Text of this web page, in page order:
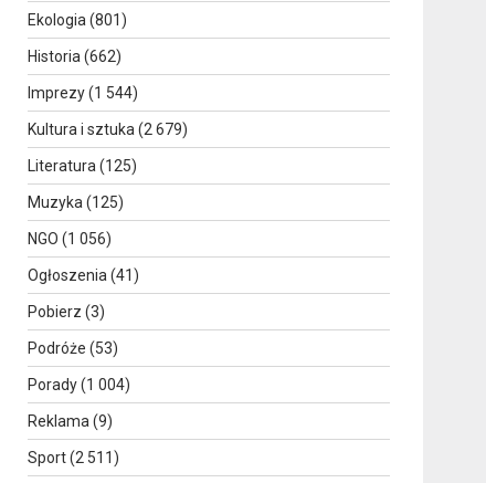
Ekologia (801)
Historia (662)
Imprezy(1 544)
Kultura i sztuka (2 679)
Literatura (125)
Muzyka (125)
NGO (1 056)
Ogłoszenia (41)
Pobierz (3)
Podróże (53)
Porady(1 004)
Reklama (9)
Sport(2 511)